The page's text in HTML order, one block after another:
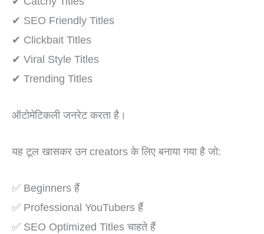
✔ SEO Friendly Titles
✔ Clickbait Titles
✔ Viral Style Titles
✔ Trending Titles
ऑटोमेटिकली जनरेट करता है।
यह टूल खासकर उन creators के लिए बनाया गया है जो:
✅ Beginners हैं
✅ Professional YouTubers हैं
✅ SEO Optimized Titles चाहते हैं